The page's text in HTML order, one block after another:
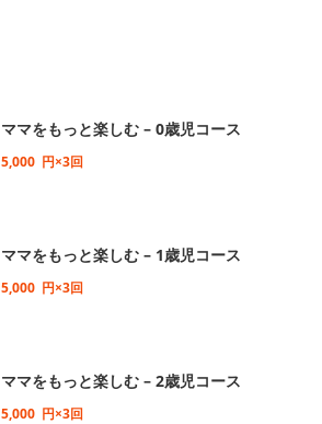
ママをもっと楽しむ – 0歳児コース
5,000 円×3回
ママをもっと楽しむ – 1歳児コース
5,000 円×3回
ママをもっと楽しむ – 2歳児コース
5,000 円×3回